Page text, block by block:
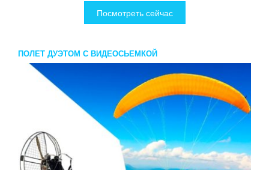
Посмотреть сейчас
ПОЛЕТ ДУЭТОМ С ВИДЕОСЬЕМКОЙ